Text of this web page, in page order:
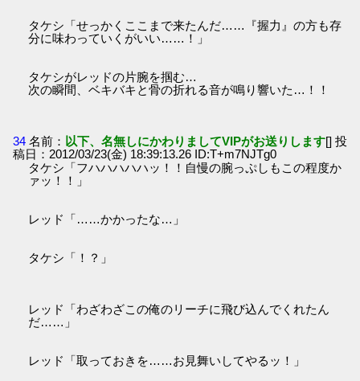
タケシ「せっかくここまで来たんだ……『握力』の方も存
分に味わっていくがいい……！」
タケシがレッドの片腕を掴む…
次の瞬間、ベキバキと骨の折れる音が鳴り響いた…！！
34 名前： 以下、名無しにかわりましてVIPがお送りします[] 投
稿日：2012/03/23(金) 18:39:13.26 ID:T+m7NJTg0
タケシ「フハハハハハッ！！自慢の腕っぷしもこの程度か
ァッ！！」
レッド「……かかったな…」
タケシ「！？」
レッド「わざわざこの俺のリーチに飛び込んでくれたん
だ……」
レッド「取っておきを……お見舞いしてやるッ！」